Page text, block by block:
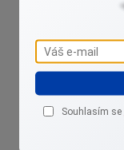
Souhlasím se